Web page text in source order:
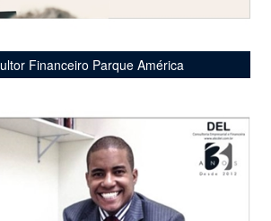
Financeiro Parque América